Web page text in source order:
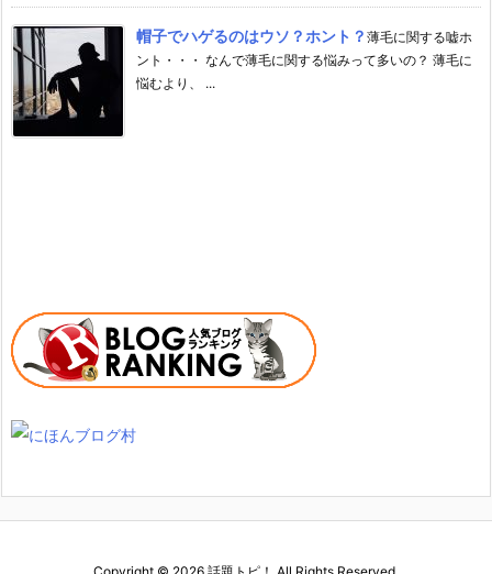
帽子でハゲるのはウソ？ホント？ 薄毛に関する嘘ホ
ント・・・ なんで薄毛に関する悩みって多いの？ 薄毛に
悩むより、 ...